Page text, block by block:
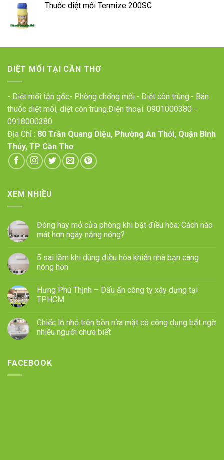
Thuốc diệt mối Termize 200SC
DIỆT MỐI TẠI CẦN THƠ
- Diệt mối tận gốc- Phòng chống mối.- Diệt côn trùng.- Bán
thuốc diệt mối, diệt côn trùng.Điện thoại: 0901000380 -
0918000380
Địa Chỉ : 80 Trần Quang Diệu, Phường An Thới, Quận Bình
Thủy, TP Cần Thơ
XEM NHIỀU
Đóng hay mở cửa phòng khi bật điều hòa: Cách nào
mát hơn ngày nắng nóng?
5 sai lầm khi dùng điều hòa khiến nhà bạn càng
nóng hơn
Hưng Phú Thịnh – Dấu ấn công ty xây dựng tại
TPHCM
Chiếc lỗ nhỏ trên bồn rửa mặt có công dụng bất ngờ
nhiều người chưa biết
FACEBOOK